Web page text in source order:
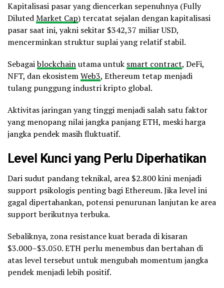
Kapitalisasi pasar yang diencerkan sepenuhnya (Fully
DilutedMarket Cap) tercatat sejalan dengan kapitalisasi
pasar saat ini, yakni sekitar $342,37 miliar USD,
mencerminkan struktur suplai yang relatif stabil.
Sebagaiblockchainutama untuk smart contract, DeFi,
NFT, dan ekosistemWeb3, Ethereum tetap menjadi
tulang punggung industri kripto global.
Aktivitas jaringan yang tinggi menjadi salah satu faktor
yang menopang nilai jangka panjang ETH, meski harga
jangka pendek masih fluktuatif.
Level Kunci yang Perlu Diperhatikan
Dari sudut pandang teknikal, area $2.800 kini menjadi
support psikologis penting bagi Ethereum. Jika level ini
gagal dipertahankan, potensi penurunan lanjutan ke area
support berikutnya terbuka.
Sebaliknya, zona resistance kuat berada di kisaran
$3.000–$3.050. ETH perlu menembus dan bertahan di
atas level tersebut untuk mengubah momentum jangka
pendek menjadi lebih positif.